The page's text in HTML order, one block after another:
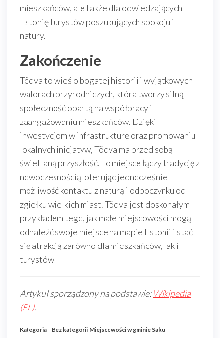
mieszkańców, ale także dla odwiedzających
Estonię turystów poszukujących spokoju i
natury.
Zakończenie
Tõdva to wieś o bogatej historii i wyjątkowych
walorach przyrodniczych, która tworzy silną
społeczność opartą na współpracy i
zaangażowaniu mieszkańców. Dzięki
inwestycjom w infrastrukturę oraz promowaniu
lokalnych inicjatyw, Tõdva ma przed sobą
świetlaną przyszłość. To miejsce łączy tradycję z
nowoczesnością, oferując jednocześnie
możliwość kontaktu z naturą i odpoczynku od
zgiełku wielkich miast. Tõdva jest doskonałym
przykładem tego, jak małe miejscowości mogą
odnaleźć swoje miejsce na mapie Estonii i stać
się atrakcją zarówno dla mieszkańców, jak i
turystów.
Artykuł sporządzony na podstawie: Wikipedia
(PL).
Kategoria Bez kategorii Miejscowości w gminie Saku